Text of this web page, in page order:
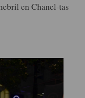
en Chanel-tas